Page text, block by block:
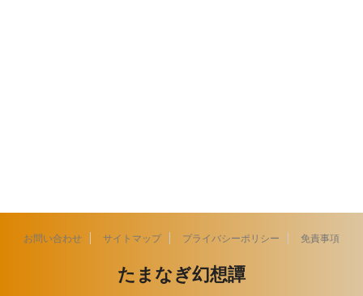
お問い合わせ サイトマップ プライバシーポリシー 免責事項
たまなぎ幻想譚